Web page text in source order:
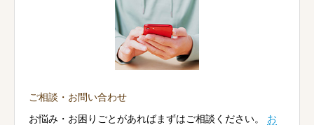
ご相談・お問い合わせ
お悩み・お困りごとがあればまずはご相談ください。 お